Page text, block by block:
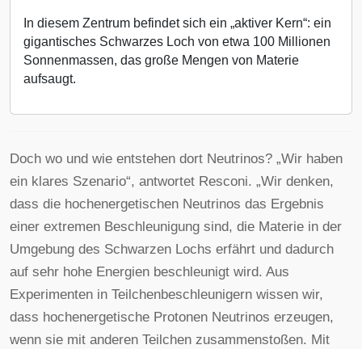
In diesem Zentrum befindet sich ein „aktiver Kern“: ein
gigantisches Schwarzes Loch von etwa 100 Millionen
Sonnenmassen, das große Mengen von Materie
aufsaugt.
Doch wo und wie entstehen dort Neutrinos? „Wir haben
ein klares Szenario“, antwortet Resconi. „Wir denken,
dass die hochenergetischen Neutrinos das Ergebnis
einer extremen Beschleunigung sind, die Materie in der
Umgebung des Schwarzen Lochs erfährt und dadurch
auf sehr hohe Energien beschleunigt wird. Aus
Experimenten in Teilchenbeschleunigern wissen wir,
dass hochenergetische Protonen Neutrinos erzeugen,
wenn sie mit anderen Teilchen zusammenstoßen. Mit